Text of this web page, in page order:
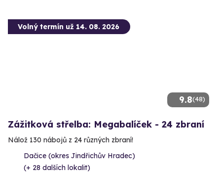
9.8(48)
Volný termín už 14. 08. 2026
Zážitková střelba: Megabalíček - 24 zbraní
Nálož 130 nábojů z 24 různých zbraní!
Dačice (okres Jindřichův Hradec)
(+ 28 dalších lokalit)